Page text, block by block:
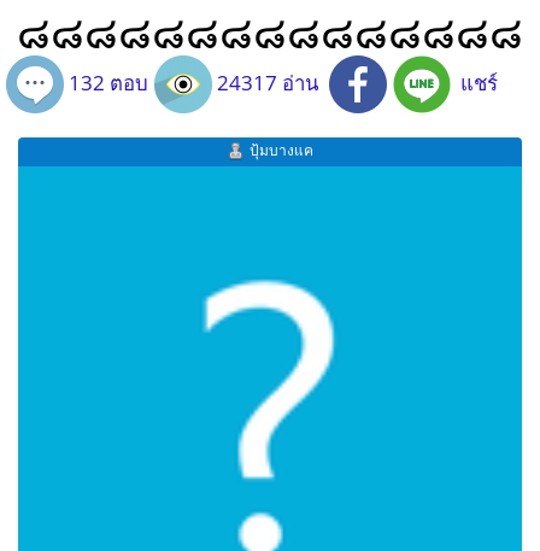
๘๘๘๘๘๘๘๘๘๘๘๘๘๘๘
132 ตอบ 24317 อ่าน แชร์
ปุ้มบางแค